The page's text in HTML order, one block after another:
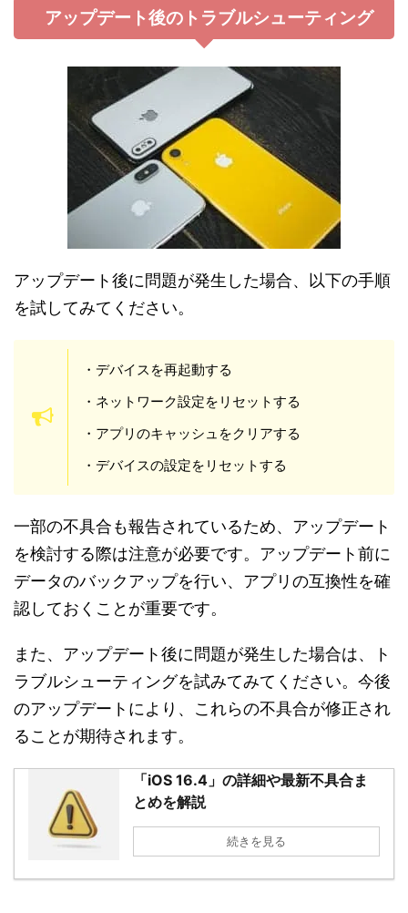
アップデート後のトラブルシューティング
アップデート後に問題が発生した場合、以下の手順
を試してみてください。
・デバイスを再起動する
・ネットワーク設定をリセットする
・アプリのキャッシュをクリアする
・デバイスの設定をリセットする
一部の不具合も報告されているため、アップデート
を検討する際は注意が必要です。アップデート前に
データのバックアップを行い、アプリの互換性を確
認しておくことが重要です。
また、アップデート後に問題が発生した場合は、ト
ラブルシューティングを試みてみてください。今後
のアップデートにより、これらの不具合が修正され
ることが期待されます。
「iOS 16.4」の詳細や最新不具合ま
とめを解説
続きを見る